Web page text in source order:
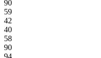
90
59
42
40
58
90
94